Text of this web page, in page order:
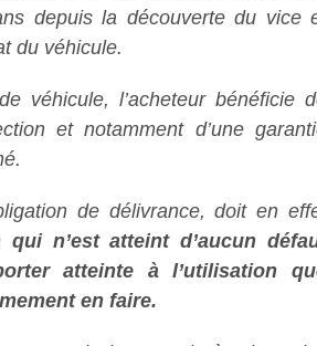
depuis la découverte du vice
du véhicule.
véhicule, l’acheteur bénéficie
et notamment d’une
de délivrance, doit en
qui n’est atteint d’aucun
atteinte à l’utilisation
en faire.